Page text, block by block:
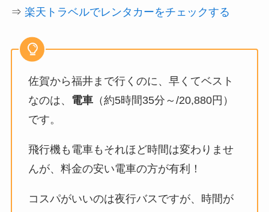
⇒ 楽天トラベルでレンタカーをチェックする
佐賀から福井まで行くのに、早くてベスト
なのは、 電車（約5時間35分～/20,880円）
です。
飛行機も電車もそれほど時間は変わりませ
んが、料金の安い電車の方が有利！
コスパがいいのは夜行バスですが、時間が